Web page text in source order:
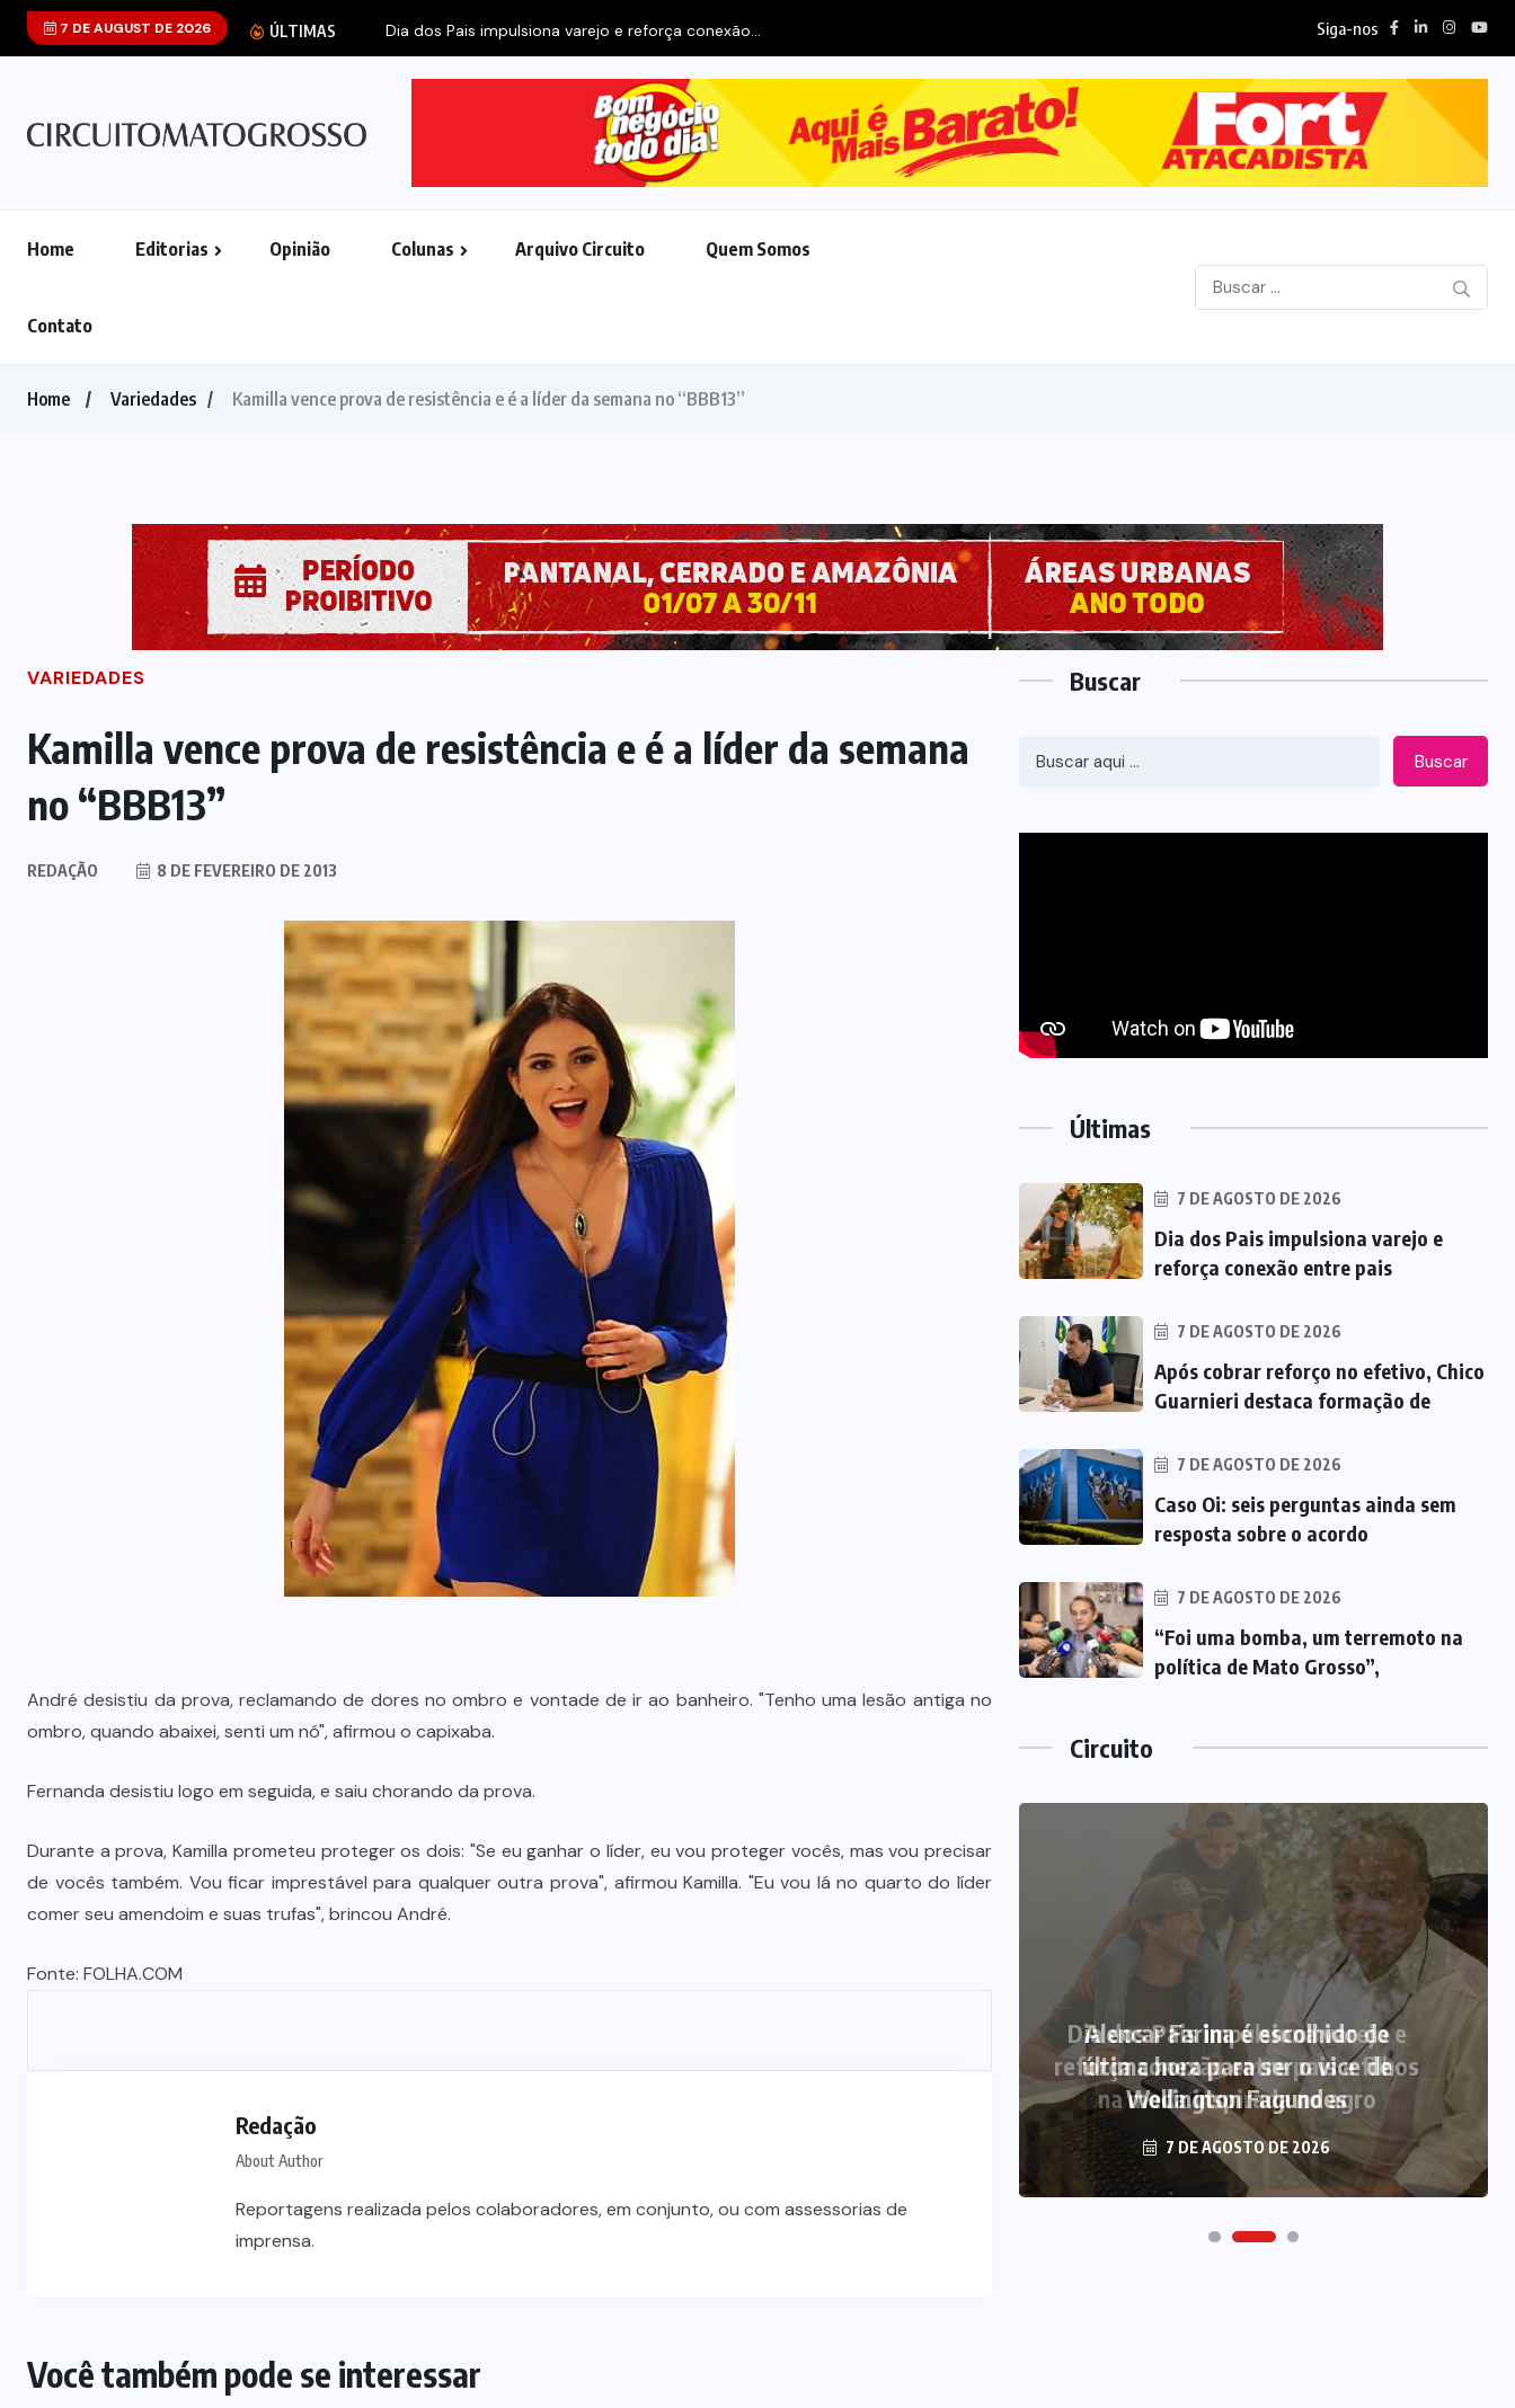
7 DE AUGUST DE 2026 ÚLTIMAS Dia dos Pais impulsiona varejo e reforça conexão... Siga-nos
Home Editorias Opinião Colunas Arquivo Circuito Quem Somos
Contato
Home Variedades Kamilla vence prova de resistência e é a líder da semana no “BBB13”
VARIEDADES
Kamilla vence prova de resistência e é a líder da semana
no “BBB13”
REDAÇÃO 8 DE FEVEREIRO DE 2013
André desistiu da prova, reclamando de dores no ombro e vontade de ir ao banheiro. "Tenho uma lesão antiga no
ombro, quando abaixei, senti um nó", afirmou o capixaba.
Fernanda desistiu logo em seguida, e saiu chorando da prova.
Durante a prova, Kamilla prometeu proteger os dois: "Se eu ganhar o líder, eu vou proteger vocês, mas vou precisar
de vocês também. Vou ficar imprestável para qualquer outra prova", afirmou Kamilla. "Eu vou lá no quarto do líder
comer seu amendoim e suas trufas", brincou André.
Fonte: FOLHA.COM
Redação
About Author
Reportagens realizada pelos colaboradores, em conjunto, ou com assessorias de
imprensa.
Você também pode se interessar
Buscar
Buscar
Últimas
7 DE AGOSTO DE 2026
Dia dos Pais impulsiona varejo e
reforça conexão entre pais
7 DE AGOSTO DE 2026
Após cobrar reforço no efetivo, Chico
Guarnieri destaca formação de
7 DE AGOSTO DE 2026
Caso Oi: seis perguntas ainda sem
resposta sobre o acordo
7 DE AGOSTO DE 2026
“Foi uma bomba, um terremoto na
política de Mato Grosso”,
Circuito
mais alta honraria da Rotam em
reforça conexão entre pais e filhos
Alencar Farina é escolhido de
última hora para ser o vice de
Wellington Fagundes
7 DE AGOSTO DE 2026